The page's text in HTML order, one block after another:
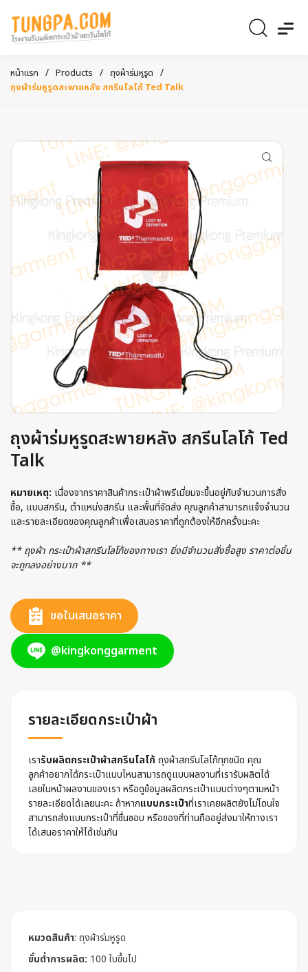
หน้าแรก / Products / ถุงผ้าร่มหูรูด /
ถุงผ้าร่มหูรูดสะพายหลัง สกรีนโลโก้ Ted Talk
ถุงผ้าร่มหูรูดสะพายหลัง สกรีนโลโก้ Ted
Talk
หมายเหตุ: เนื่องจากราคาสินค้ากระเป๋าผ้าพรีเมี่ยมจะขึ้นอยู่กับจำนวนการสั่ง
ซื้อ, แบบสกรีน, ตำแหน่งสกรีน และพื้นที่จัดส่ง คุณลูกค้าสามารถแจ้งจำนวน
และรายละเอียดของคุณลูกค้าเพื่อเสนอราคาที่ถูกต้องให้อีกครั้งนะคะ
** ถุงผ้า กระเป๋าผ้าสกรีนโลโก้ของทางเรา ยิ่งมีจำนวนสั่งซื้อสูง ราคาต่อชิ้น
จะถูกลงอย่างมาก **
ขอใบเสนอราคา
@kingkonggarment
รายละเอียดกระเป๋าผ้า
เรารับผลิตกระเป๋าผ้าสกรีนโลโก้ ถุงผ้าสกรีนโลโก้ทุกชนิด คุณ
ลูกค้าอยากได้กระเป๋าแบบไหนสามารถดูแบบผลงานที่เรารับผลิตได้
เลยในหน้าผลงานของเรา หรือดูข้อมูลผลิตกระเป๋าแบบต่างๆตามหน้า
รายละเอียดได้เลยนะคะ ถ้าหากแบบกระเป๋าที่เราเคยผลิตยังไม่โดนใจ
สามารถส่งแบบกระเป๋าที่ชื่นชอบ หรือของที่ท่านถืออยู่ส่งมาให้ทางเรา
ได้เสนอราคาให้ได้เช่นกัน
หมวดสินค้า: ถุงผ้าร่มหูรูด
ขั้นต่ำการผลิต: 100 ใบขึ้นไป